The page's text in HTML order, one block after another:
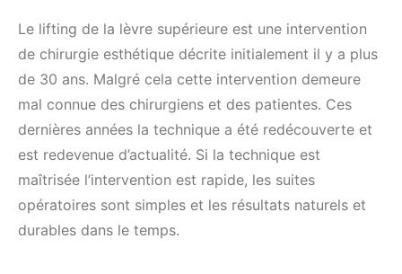
Le lifting de la lèvre supérieure est une intervention
de chirurgie esthétique décrite initialement il y a plus
de 30 ans. Malgré cela cette intervention demeure
mal connue des chirurgiens et des patientes. Ces
dernières années la technique a été redécouverte et
est redevenue d’actualité. Si la technique est
maîtrisée l’intervention est rapide, les suites
opératoires sont simples et les résultats naturels et
durables dans le temps.